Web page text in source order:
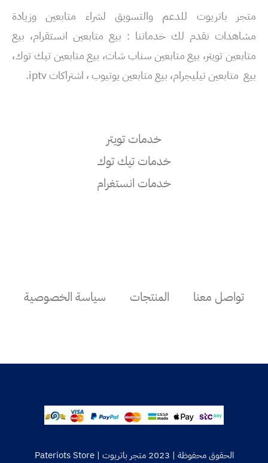
متجر باتريوت للدعم والتسويق لشراء متابعين وزيادة
مشاهدات نقدم لك خدماتنا : بيع متابعين انستقرام، بيع
متابعين تويتر، بيع متابعين سناب شات، بيع متابعين تيك توك،
بيع متابعين تيليجرام، بيع متابعين يوتيوب ، اشتراكات iptv.
خدمات تويتر
خدمات تيك توك
خدمات انستغرام
تواصل معنا المنتجات سياسة الخصوصية
الحقوق محفوظة | 2023 متجر باتريوت | Pateriots Store